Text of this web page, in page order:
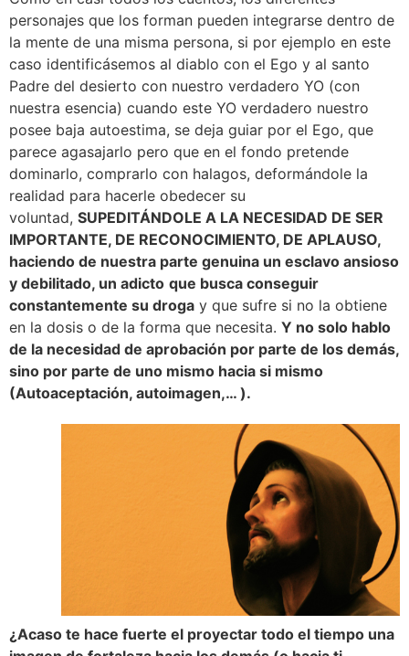
personajes que los forman pueden integrarse dentro de
la mente de una misma persona, si por ejemplo en este
caso identificásemos al diablo con el Ego y al santo
Padre del desierto con nuestro verdadero YO (con
nuestra esencia) cuando este YO verdadero nuestro
posee baja autoestima, se deja guiar por el Ego, que
parece agasajarlo pero que en el fondo pretende
dominarlo, comprarlo con halagos, deformándole la
realidad para hacerle obedecer su
voluntad, SUPEDITÁNDOLE A LA NECESIDAD DE SER
IMPORTANTE, DE RECONOCIMIENTO, DE APLAUSO,
haciendo de nuestra parte genuina un esclavo ansioso
y debilitado, un adicto que busca conseguir
constantemente su droga y que sufre si no la obtiene
en la dosis o de la forma que necesita. Y no solo hablo
de la necesidad de aprobación por parte de los demás,
sino por parte de uno mismo hacia si mismo
(Autoaceptación, autoimagen,… ).
¿Acaso te hace fuerte el proyectar todo el tiempo una